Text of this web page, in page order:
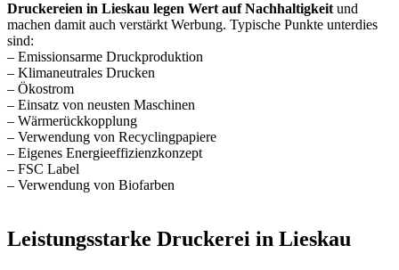
Druckereien in Lieskau legen Wert auf Nachhaltigkeit und
machen damit auch verstärkt Werbung. Typische Punkte unterdies
sind:
– Emissionsarme Druckproduktion
– Klimaneutrales Drucken
– Ökostrom
– Einsatz von neusten Maschinen
– Wärmerückkopplung
– Verwendung von Recyclingpapiere
– Eigenes Energieeffizienzkonzept
– FSC Label
– Verwendung von Biofarben
Leistungsstarke Druckerei in Lieskau